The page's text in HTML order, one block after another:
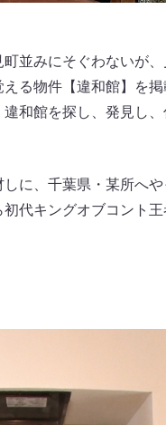
並みにそぐわないが
る物件【違和館】を
和館を探し、発見し
に、千葉県・某所へ
代キングオブコント